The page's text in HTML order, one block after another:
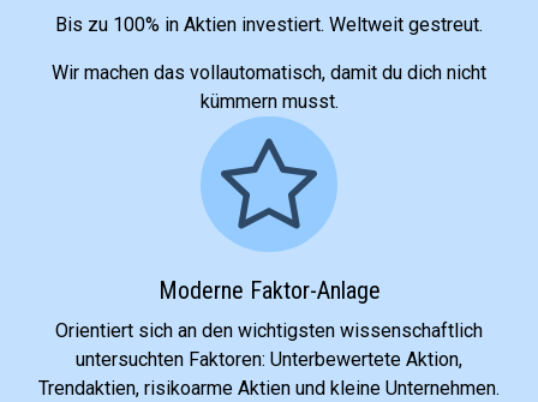
Bis zu 100% in Aktien investiert. Weltweit gestreut.
Wir machen das vollautomatisch, damit du dich nicht
kümmern musst.
Moderne Faktor-Anlage
Orientiert sich an den wichtigsten wissenschaftlich
untersuchten Faktoren: Unterbewertete Aktion,
Trendaktien, risikoarme Aktien und kleine Unternehmen.